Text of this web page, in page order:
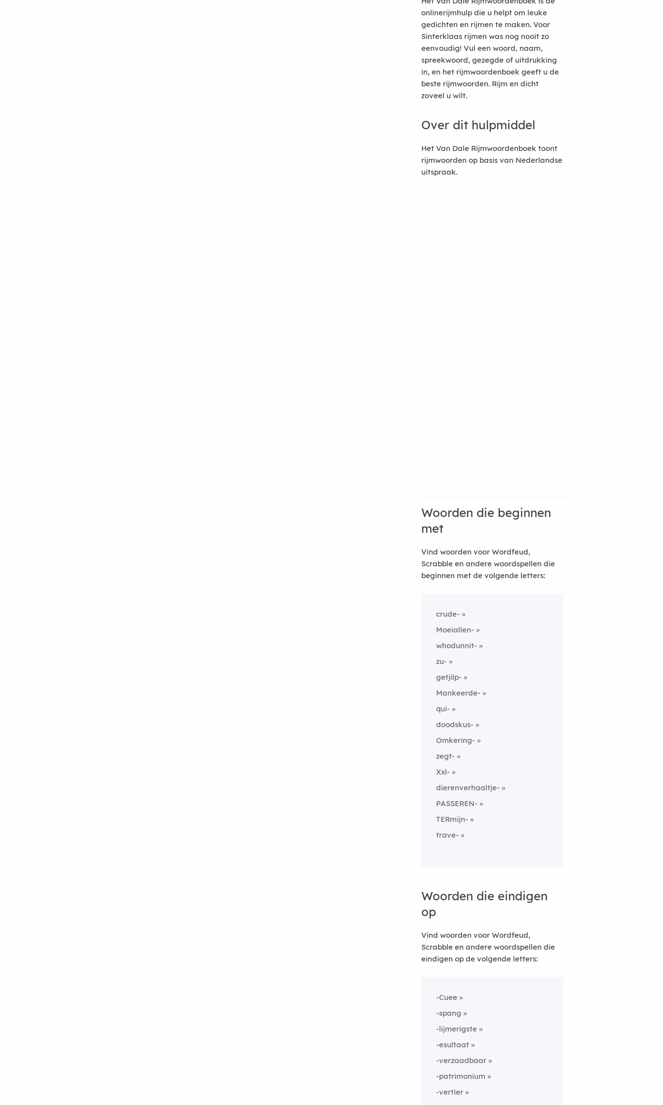
onlinerijmhulp die u helpt om leuke
gedichten en rijmen te maken. Voor
Sinterklaas rijmen was nog nooit zo
eenvoudig! Vul een woord, naam,
spreekwoord, gezegde of uitdrukking
in, en het rijmwoordenboek geeft u de
beste rijmwoorden. Rijm en dicht
zoveel u wilt.
Over dit hulpmiddel
Het Van Dale Rijmwoordenboek toont
rijmwoorden op basis van Nederlandse
uitspraak.
Woorden die beginnen
met
Vind woorden voor Wordfeud,
Scrabble en andere woordspellen die
beginnen met de volgende letters:
crude-
Moeiallen-
whodunnit-
zu-
getjilp-
Mankeerde-
qui-
doodskus-
Omkering-
zegt-
Xxl-
dierenverhaaltje-
PASSEREN-
TERmijn-
trave-
Woorden die eindigen
op
Vind woorden voor Wordfeud,
Scrabble en andere woordspellen die
eindigen op de volgende letters:
-Cuee
-spang
-lijmerigste
-esultaat
-verzaadbaar
-patrimonium
-vertier